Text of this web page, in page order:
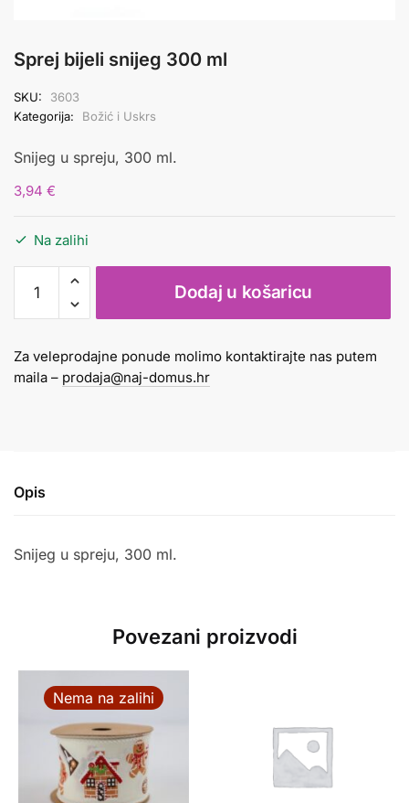
Sprej bijeli snijeg 300 ml
SKU:
3603
Kategorija:
Božić i Uskrs
Snijeg u spreju, 300 ml.
3,94 €
Na zalihi
bijeli
snijeg
ml
količina
Dodaj u košaricu
Za veleprodajne ponude molimo kontaktirajte nas putem
maila – prodaja@naj-domus.hr
Opis
Snijeg u spreju, 300 ml.
Povezani proizvodi
Nema na zalihi